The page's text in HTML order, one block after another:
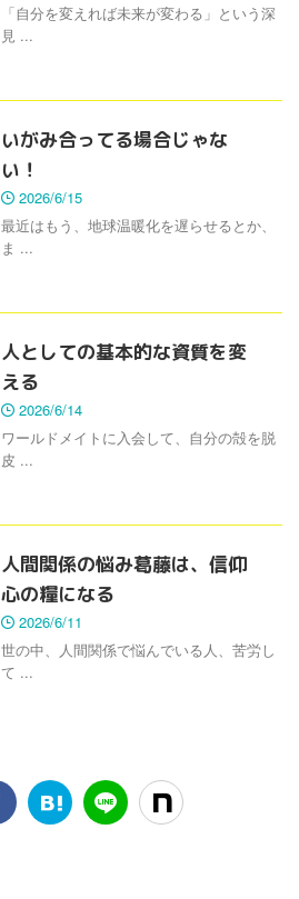
「自分を変えれば未来が変わる」という深
見 ...
いがみ合ってる場合じゃな
い！
2026/6/15
最近はもう、地球温暖化を遅らせるとか、
ま ...
人としての基本的な資質を変
える
2026/6/14
ワールドメイトに入会して、自分の殻を脱
皮 ...
人間関係の悩み葛藤は、信仰
心の糧になる
2026/6/11
世の中、人間関係で悩んでいる人、苦労し
て ...